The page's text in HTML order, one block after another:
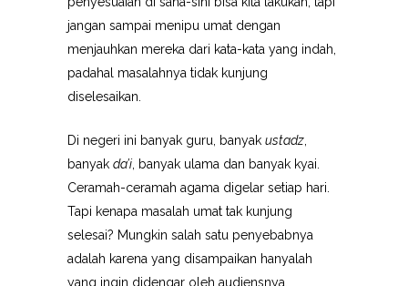
jangan sampai menipu umat dengan
menjauhkan mereka dari kata-kata yang indah,
padahal masalahnya tidak kunjung
diselesaikan.
Di negeri ini banyak guru, banyak ustadz
banyak da’i, banyak ulama dan banyak kyai.
Ceramah-ceramah agama digelar setiap hari.
Tapi kenapa masalah umat tak kunjung
selesai? Mungkin salah satu penyebabnya
adalah karena yang disampaikan hanyalah
yang ingin didengar oleh audiensnya.